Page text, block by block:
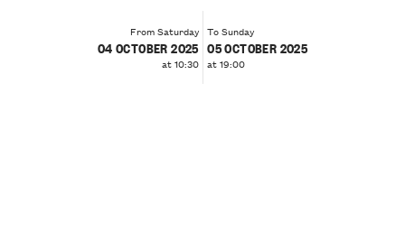
From Saturday
04 OCTOBER 2025
at 10:30
To Sunday
05 OCTOBER 2025
at 19:00